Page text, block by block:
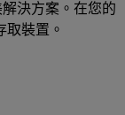
決方案。在您的
取裝置。